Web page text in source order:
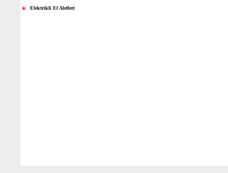
Elektrikli El Aletleri